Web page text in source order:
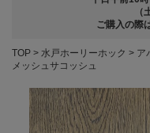
（
ご購入の際
TOP 水戸ホーリーホック ア
メッシュサコッシュ